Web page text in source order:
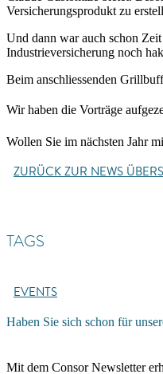
Versicherungsprodukt zu
Und dann war auch schon
Industrieversicherung noch
Beim anschliessenden
Wir haben die Vorträge
Wollen Sie im nächsten Jahr
ZURÜCK ZUR NEWS
TAGS
EVENTS
Haben Sie sich schon für
Mit dem Consor Newsletter